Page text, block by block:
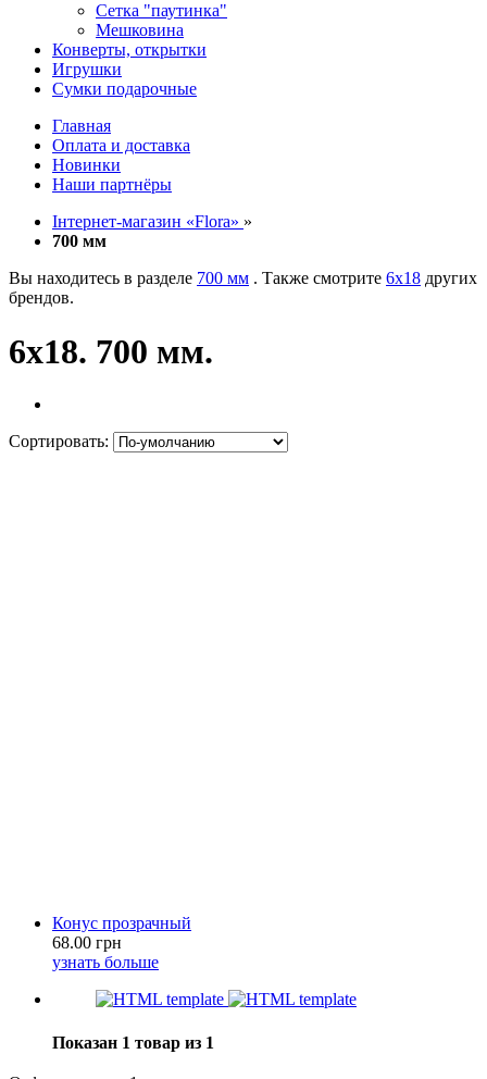
Сетка "паутинка"
Мешковина
Конверты, открытки
Игрушки
Сумки подарочные
Главная
Оплата и доставка
Новинки
Наши партнёры
Інтернет-магазин «Flora» »
700 мм
Вы находитесь в разделе 700 мм . Также смотрите 6х18 других
брендов.
6х18. 700 мм.
Сортировать:
Конус прозрачный
68.00 грн
узнать больше
Показан 1 товар из 1